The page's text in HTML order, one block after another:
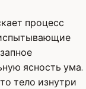
процесс
ясность ума.
тело изнутри